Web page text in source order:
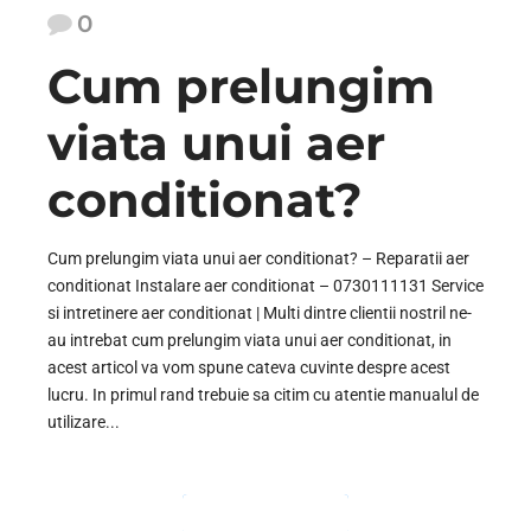
0
Cum prelungim
viata unui aer
conditionat?
Cum prelungim viata unui aer conditionat? – Reparatii aer
conditionat Instalare aer conditionat – 0730111131 Service
si intretinere aer conditionat | Multi dintre clientii nostril ne-
au intrebat cum prelungim viata unui aer conditionat, in
acest articol va vom spune cateva cuvinte despre acest
lucru. In primul rand trebuie sa citim cu atentie manualul de
utilizare...